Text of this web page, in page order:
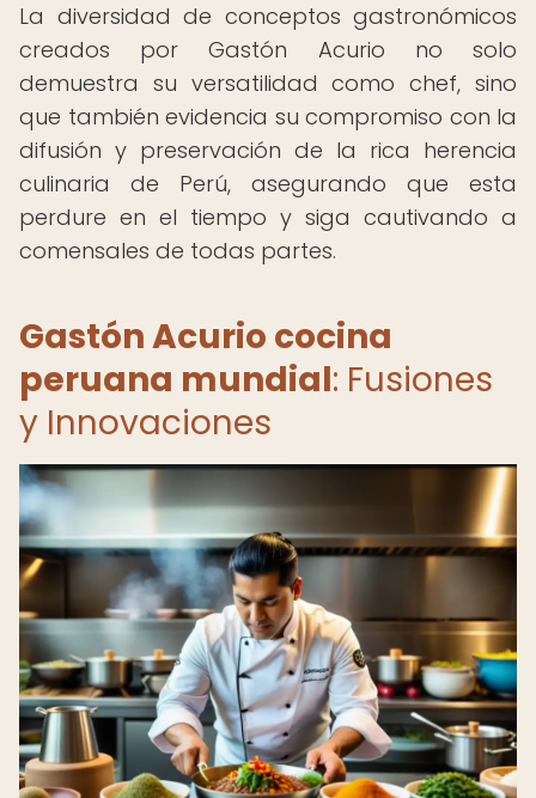
La diversidad de conceptos gastronómicos
creados por Gastón Acurio no solo
demuestra su versatilidad como chef, sino
que también evidencia su compromiso con la
difusión y preservación de la rica herencia
culinaria de Perú, asegurando que esta
perdure en el tiempo y siga cautivando a
comensales de todas partes.
Gastón Acurio cocina
peruana mundial: Fusiones
y Innovaciones